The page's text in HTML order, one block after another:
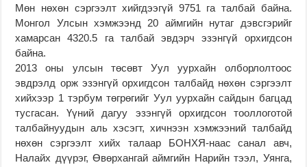
Мөн нөхөн сэргээлт хийгдээгүй 9751 га талбай байна.
Монгол Улсын хэмжээнд 20 аймгийн нутаг дэвсгэрийг
хамарсан 4320.5 га талбай эвдэрч эзэнгүй орхигдсон
байна.
2013 оны улсын төсөвт Уул уурхайн олборлолтоос
эвдрэлд орж эзэнгүй орхигдсон талбайд нөхөн сэргээлт
хийхээр 1 тэрбум төгрөгийг Уул уурхайн сайдын багцад
тусгасан. Үүний дагуу эзэнгүй орхигдсон тооллоготой
талбайнуудын аль хэсэгт, хичнээн хэмжээний талбайд
нөхөн сэргээлт хийх талаар БОНХЯ-наас санал авч,
Налайх дүүрэг, Өвөрхангай аймгийн Нарийн тээл, Уянга,